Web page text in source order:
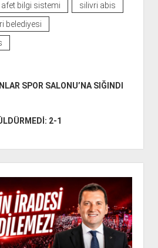
afet bilgi sistemi
silivri abis
belediyesi
SPOR SALONU’NA SIĞINDI
2-1